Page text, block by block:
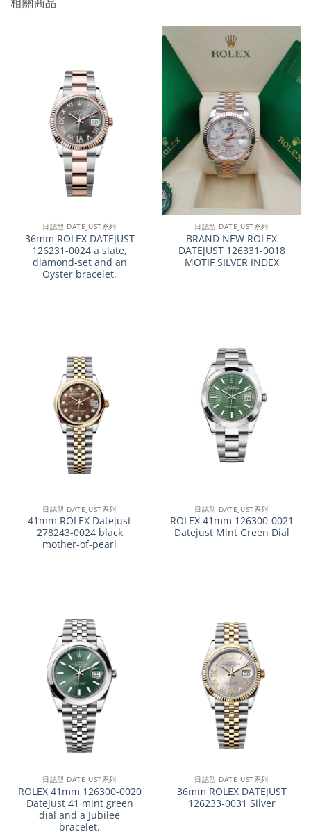
相關商品
日誌型 DATEJUST系列
36mm ROLEX DATEJUST
126231-0024 a slate,
diamond-set and an
Oyster bracelet.
日誌型 DATEJUST系列
BRAND NEW ROLEX
DATEJUST 126331-0018
MOTIF SILVER INDEX
日誌型 DATEJUST系列
41mm ROLEX Datejust
278243-0024 black
mother-of-pearl
日誌型 DATEJUST系列
ROLEX 41mm 126300-0021
Datejust Mint Green Dial
日誌型 DATEJUST系列
ROLEX 41mm 126300-0020
Datejust 41 mint green
dial and a Jubilee
bracelet.
日誌型 DATEJUST系列
36mm ROLEX DATEJUST
126233-0031 Silver